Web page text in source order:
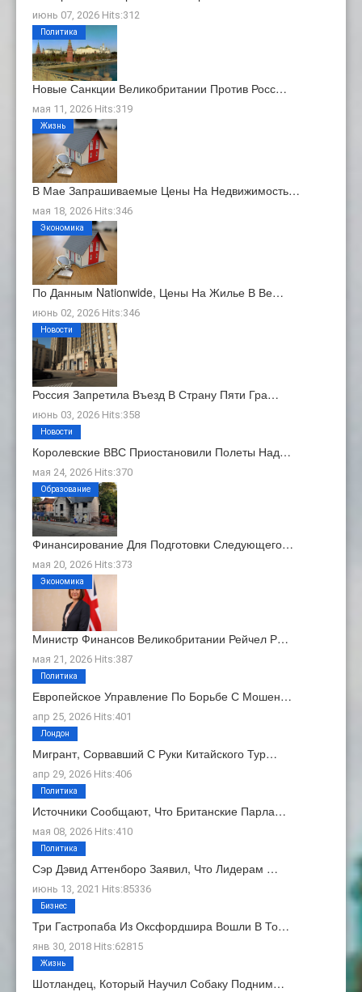
июнь 07, 2026 Hits:312
Новые Санкции Великобритании Против Росс…
мая 11, 2026 Hits:319
Политика
В Мае Запрашиваемые Цены На Недвижимость…
мая 18, 2026 Hits:346
Жизнь
По Данным Nationwide, Цены На Жилье В Ве…
июнь 02, 2026 Hits:346
Экономика
Россия Запретила Въезд В Страну Пяти Гра…
июнь 03, 2026 Hits:358
Новости
Королевские ВВС Приостановили Полеты Над…
мая 24, 2026 Hits:370
Новости
Финансирование Для Подготовки Следующего…
мая 20, 2026 Hits:373
Образование
Министр Финансов Великобритании Рейчел Р…
мая 21, 2026 Hits:387
Экономика
Европейское Управление По Борьбе С Мошен…
апр 25, 2026 Hits:401
Политика
Мигрант, Сорвавший С Руки Китайского Тур…
апр 29, 2026 Hits:406
Лондон
Источники Сообщают, Что Британские Парла…
мая 08, 2026 Hits:410
Политика
Сэр Дэвид Аттенборо Заявил, Что Лидерам …
июнь 13, 2021 Hits:85336
Политика
Три Гастропаба Из Оксфордшира Вошли В То…
янв 30, 2018 Hits:62815
Бизнес
Шотландец, Который Научил Собаку Подним…
Жизнь